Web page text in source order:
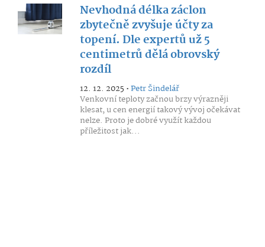
Nevhodná délka záclon
zbytečně zvyšuje účty za
topení. Dle expertů už 5
centimetrů dělá obrovský
rozdíl
12. 12. 2025 •Petr Šindelář
Venkovní teploty začnou brzy výrazněji
klesat, u cen energií takový vývoj očekávat
nelze. Proto je dobré využít každou
příležitost jak...